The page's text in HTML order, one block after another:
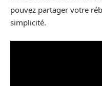
pouvez partager votre
simplicité.